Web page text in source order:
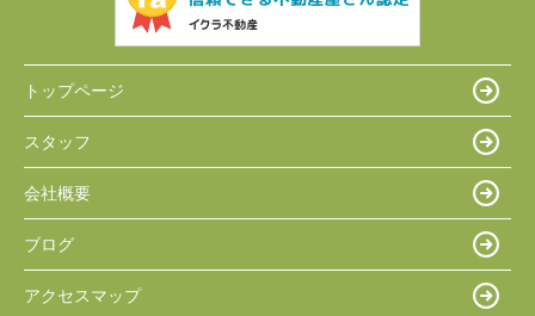
トップページ
スタッフ
会社概要
ブログ
アクセスマップ